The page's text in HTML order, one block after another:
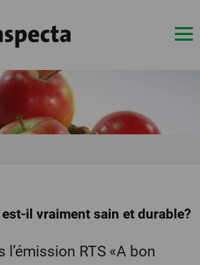
il vraiment sain et durable?
RTS «A bon